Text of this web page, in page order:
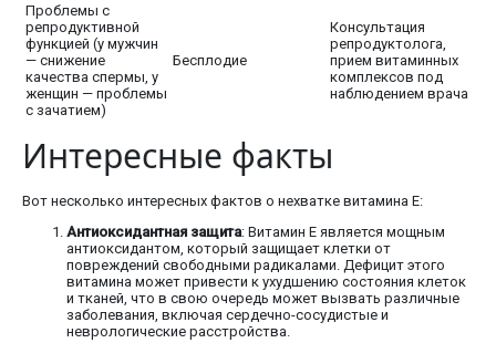
Проблемы с
репродуктивной
функцией (у мужчин
— снижение
качества спермы, у
женщин — проблемы
с зачатием)
Бесплодие
Консультация
репродуктолога,
прием витаминных
комплексов под
наблюдением врача
Интересные факты
Вот несколько интересных фактов о нехватке витамина Е:
Антиоксидантная защита: Витамин Е является мощным
антиоксидантом, который защищает клетки от
повреждений свободными радикалами. Дефицит этого
витамина может привести к ухудшению состояния клеток
и тканей, что в свою очередь может вызвать различные
заболевания, включая сердечно-сосудистые и
неврологические расстройства.